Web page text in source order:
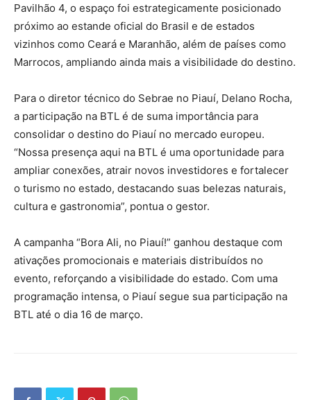
Pavilhão 4, o espaço foi estrategicamente posicionado
próximo ao estande oficial do Brasil e de estados
vizinhos como Ceará e Maranhão, além de países como
Marrocos, ampliando ainda mais a visibilidade do destino.
Para o diretor técnico do Sebrae no Piauí, Delano Rocha,
a participação na BTL é de suma importância para
consolidar o destino do Piauí no mercado europeu.
“Nossa presença aqui na BTL é uma oportunidade para
ampliar conexões, atrair novos investidores e fortalecer
o turismo no estado, destacando suas belezas naturais,
cultura e gastronomia”, pontua o gestor.
A campanha “Bora Ali, no Piauí!” ganhou destaque com
ativações promocionais e materiais distribuídos no
evento, reforçando a visibilidade do estado. Com uma
programação intensa, o Piauí segue sua participação na
BTL até o dia 16 de março.